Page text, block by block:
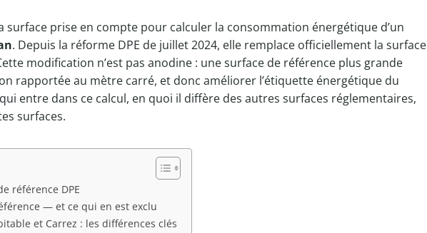
surface prise en compte pour calculer la consommation énergétique d’un
. Depuis la réforme DPE de juillet 2024, elle remplace officiellement la surface
modification n’est pas anodine : une surface de référence plus grande
rapportée au mètre carré, et donc améliorer l’étiquette énergétique du
entre dans ce calcul, en quoi il diffère des autres surfaces réglementaires,
surfaces.
référence DPE
— et ce qui en est exclu
et Carrez : les différences clés